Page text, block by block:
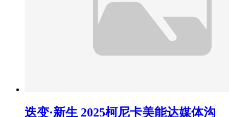
迭变·新生 2025柯尼卡美能达媒体沟